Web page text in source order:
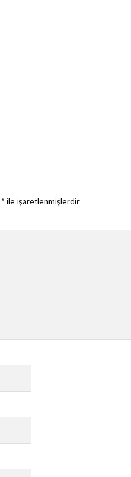
* ile işaretlenmişlerdir